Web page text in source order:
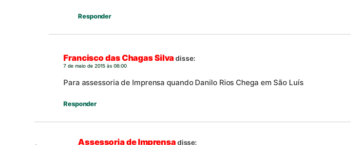
Responder
Francisco das Chagas Silvadisse:
7 de maio de 2015 às 06:00
Para assessoria de Imprensa quando Danilo Rios Chega em São Luís
Responder
Assessoria de Imprensadisse: